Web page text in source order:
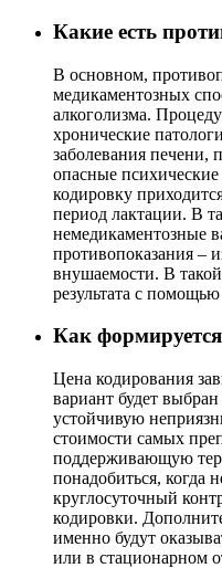
Какие есть
В основном,
медикаментозных
алкоголизма.
хронические
заболевания печени,
опасные
кодировку
период лактации. В
немедикаментозные
противопоказания –
внушаемости. В
результата с
Как
Цена кодирования
вариант будет
устойчивую
стоимости самых
поддерживающую
понадобиться, когда
круглосуточный
кодировки.
именно будут
или в стационарном